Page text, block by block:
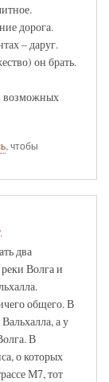
дорога.
– даруг.
он брать.
возможных
, чтобы
два
Волга и
общего. В
а у
В
о которых
М7, тот